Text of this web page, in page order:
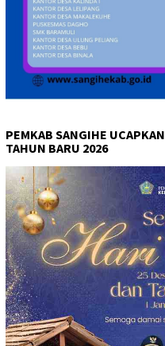
PEMKAB SANGIHE
TAHUN BARU 2026